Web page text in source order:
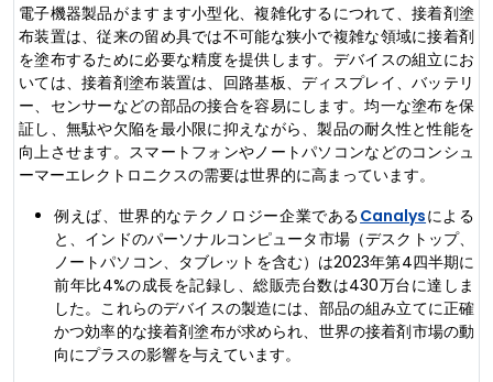
電子機器製品がますます小型化、複雑化するにつれて、接着剤塗
布装置は、従来の留め具では不可能な狭小で複雑な領域に接着剤
を塗布するために必要な精度を提供します。デバイスの組立にお
いては、接着剤塗布装置は、回路基板、ディスプレイ、バッテリ
ー、センサーなどの部品の接合を容易にします。均一な塗布を保
証し、無駄や欠陥を最小限に抑えながら、製品の耐久性と性能を
向上させます。スマートフォンやノートパソコンなどのコンシュ
ーマーエレクトロニクスの需要は世界的に高まっています。
例えば、世界的なテクノロジー企業であるCanalysによる
と、インドのパーソナルコンピュータ市場（デスクトップ、
ノートパソコン、タブレットを含む）は2023年第4四半期に
前年比4%の成長を記録し、総販売台数は430万台に達しま
した。これらのデバイスの製造には、部品の組み立てに正確
かつ効率的な接着剤塗布が求められ、世界の接着剤市場の動
向にプラスの影響を与えています。